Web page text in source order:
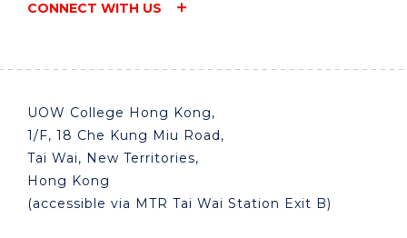
CONNECT WITH US
UOW College Hong Kong,
1/F, 18 Che Kung Miu Road,
Tai Wai, New Territories,
Hong Kong
(accessible via MTR Tai Wai Station Exit B)